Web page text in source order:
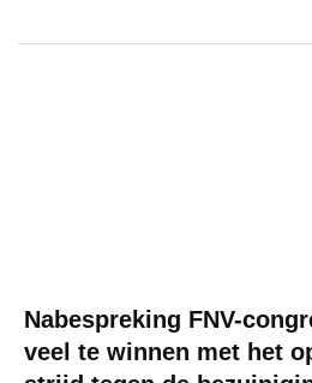
Nabespreking FNV-
veel te winnen met het